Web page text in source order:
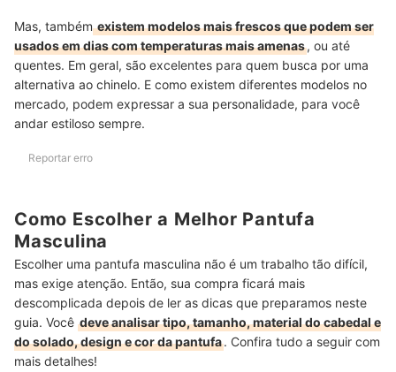
Mas, tambémexistem modelos mais frescos que podem ser
usados em dias com temperaturas mais amenas, ou até
quentes. Em geral, são excelentes para quem busca por uma
alternativa ao chinelo. E como existem diferentes modelos no
mercado, podem expressar a sua personalidade, para você
andar estiloso sempre.
Reportar erro
Como Escolher a Melhor Pantufa
Masculina
Escolher uma pantufa masculina não é um trabalho tão difícil,
mas exige atenção. Então, sua compra ficará mais
descomplicada depois de ler as dicas que preparamos neste
guia. Você deve analisar tipo, tamanho, material do cabedal e
do solado, design e cor da pantufa. Confira tudo a seguir com
mais detalhes!